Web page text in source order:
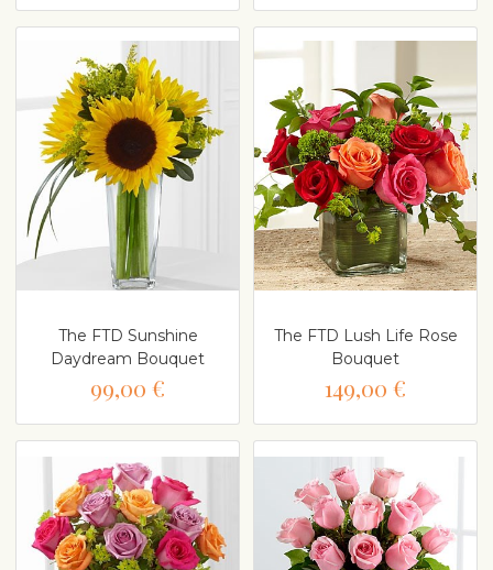
The FTD Sunshine
Daydream Bouquet
99,00 €
The FTD Lush Life Rose
Bouquet
149,00 €